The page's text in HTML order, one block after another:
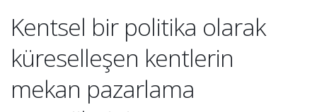
Kentsel bir politika olarak
küreselleşen kentlerin
mekan pazarlama